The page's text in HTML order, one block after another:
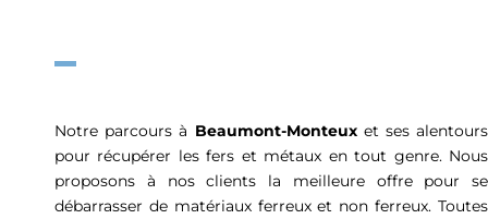
Notre parcours à Beaumont-Monteuxet ses alentours
pour récupérer les fers et métaux en tout genre. Nous
proposons à nos clients la meilleure offre pour se
débarrasser de matériaux ferreux et non ferreux. Toutes